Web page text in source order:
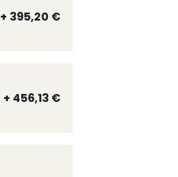
+ 395,20 €
+ 456,13 €